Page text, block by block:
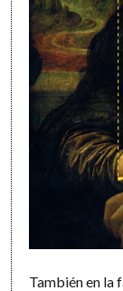
También en la